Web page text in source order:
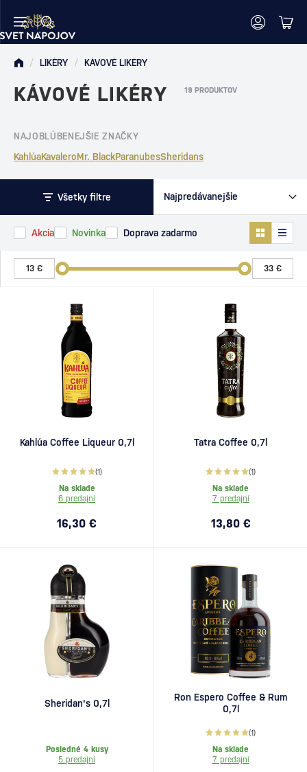
/ LIKÉRY / KÁVOVÉ LIKÉRY
KÁVOVÉ LIKÉRY 19 PRODUKTOV
NAJOBLÚBENEJŠIE ZNAČKY
KahlúaKavaleroMr. BlackParanubesSheridans
Všetky filtre
Akcia Novinka Doprava zadarmo
Kahlúa Coffee Liqueur 0,7l
(1)
Na sklade
6 predajní
16,30 €
Tatra Coffee 0,7l
(1)
Na sklade
7 predajní
13,80 €
Sheridan's 0,7l
Posledné 4 kusy
5 predajní
Ron Espero Coffee & Rum
0,7l
(1)
Na sklade
7 predajní